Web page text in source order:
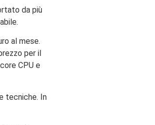
da più
al mese.
per il
CPU e
tecniche. In